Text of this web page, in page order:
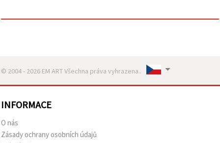
© 2004 - 2026 EM ART Všechna práva vyhrazena..
INFORMACE
O nás
Zásady ochrany osobních údajů